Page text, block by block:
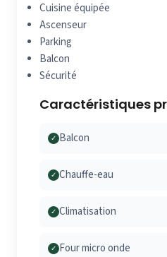
Cuisine équipée
Ascenseur
Parking
Balcon
Sécurité
Caractéristiques
✓ Balcon
✓ Chauffe-eau
✓ Climatisation
✓ Four micro onde